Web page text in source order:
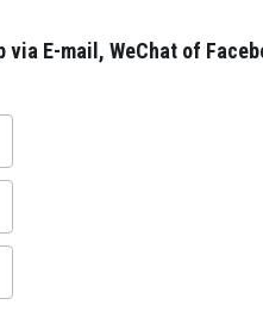
E-mail, WeChat of